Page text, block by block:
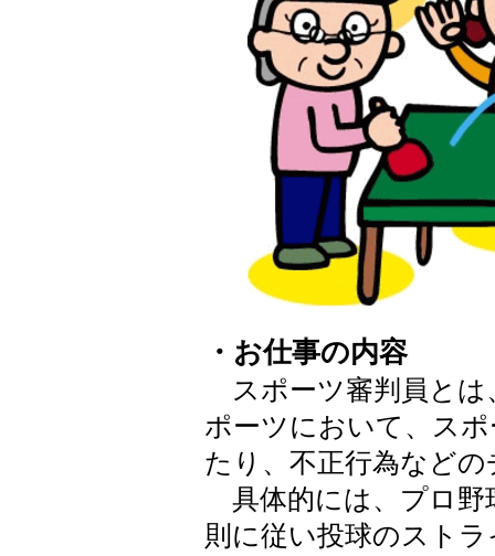
・お仕事の内容
スポーツ審判員とは
ポーツにおいて、ス
たり、不正行為など
具体的には、プロ野
則に従い投球のスト